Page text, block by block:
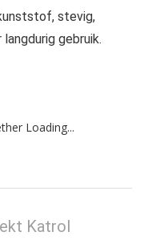
stevig,
gebruik.
Loading...
Katrol